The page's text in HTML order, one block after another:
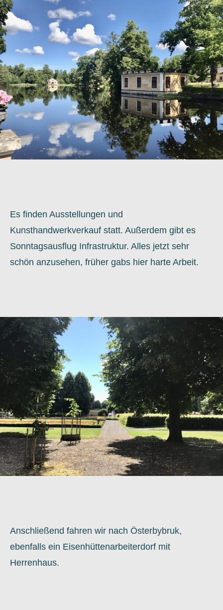
Es finden Ausstellungen und
Kunsthandwerkverkauf statt. Außerdem gibt es
Sonntagsausflug Infrastruktur. Alles jetzt sehr
schön anzusehen, früher gabs hier harte Arbeit.
Anschließend fahren wir nach Österbybruk,
ebenfalls ein Eisenhüttenarbeiterdorf mit
Herrenhaus.